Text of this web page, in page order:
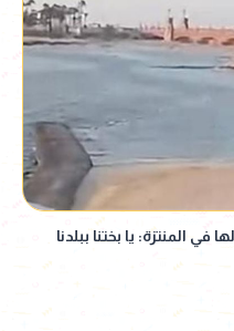
المنتزة: يا بختنا ببلدنا